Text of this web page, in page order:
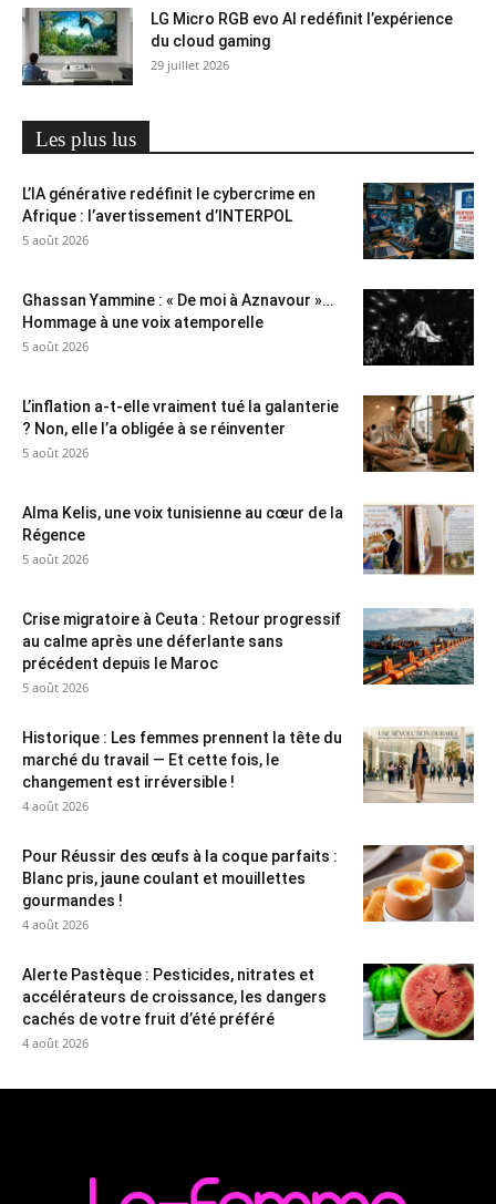
LG Micro RGB evo AI redéfinit l’expérience
du cloud gaming
29 juillet 2026
Les plus lus
L’IA générative redéfinit le cybercrime en
Afrique : l’avertissement d’INTERPOL
5 août 2026
Ghassan Yammine : « De moi à Aznavour »…
Hommage à une voix atemporelle
5 août 2026
L’inflation a-t-elle vraiment tué la galanterie
? Non, elle l’a obligée à se réinventer
5 août 2026
Alma Kelis, une voix tunisienne au cœur de la
Régence
5 août 2026
Crise migratoire à Ceuta : Retour progressif
au calme après une déferlante sans
précédent depuis le Maroc
5 août 2026
Historique : Les femmes prennent la tête du
marché du travail — Et cette fois, le
changement est irréversible !
4 août 2026
Pour Réussir des œufs à la coque parfaits :
Blanc pris, jaune coulant et mouillettes
gourmandes !
4 août 2026
Alerte Pastèque : Pesticides, nitrates et
accélérateurs de croissance, les dangers
cachés de votre fruit d’été préféré
4 août 2026